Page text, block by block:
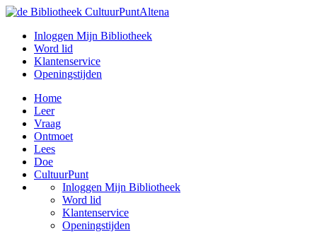
Inloggen Mijn Bibliotheek
Word lid
Klantenservice
Openingstijden
Home
Leer
Vraag
Ontmoet
Lees
Doe
CultuurPunt
Inloggen Mijn Bibliotheek
Word lid
Klantenservice
Openingstijden